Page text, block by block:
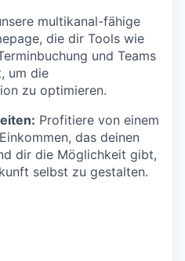
multikanal-fähige
die dir Tools wie
und Teams
um die
zu optimieren.
Profitiere von einem
das deinen
dir die Möglichkeit gibt,
selbst zu gestalten.